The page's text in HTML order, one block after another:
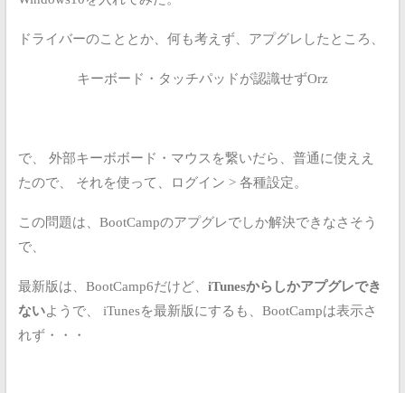
ドライバーのこととか、何も考えず、アプグレしたところ、
キーボード・タッチパッドが認識せずOrz
で、
外部キーボボード・マウスを繋いだら、普通に使ええ
たので、
それを使って、ログイン > 各種設定。
この問題は、BootCampのアプグレでしか解決できなさそう
で、
最新版は、BootCamp6だけど、 iTunesからしかアプグレでき
ないようで、
iTunesを最新版にするも、BootCampは表示さ
れず・・・